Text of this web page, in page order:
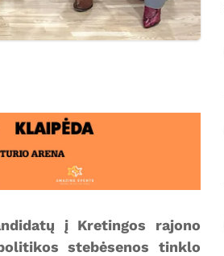
į Kretingos rajono
stebėsenos tinklo